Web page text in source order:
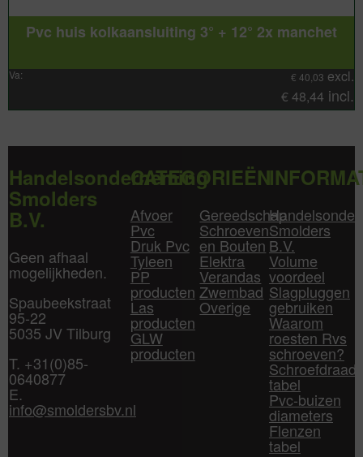
Pvc huis kolkaansluiting 3° + 12° 2x manchet
Va: € 40,03 excl.
€48,44 incl.
Handelsonderneming
Smolders
B.V.
Geen afhaal
mogelijkheden.
Spaubeekstraat
95-22
5035 JV Tilburg
T. +31(0)85-
0640877
E.
info@smoldersbv.nl
CATEGORIEËN
Afvoer
Pvc
Druk Pvc
Tyleen
PP
producten
Las
producten
GLW
producten
Gereedschap
Schroeven
en Bouten
Elektra
Verandas
Zwembad
Overige
Smolders
B.V.
Volume
voordeel
Slagpluggen
gebruiken
Waarom
roesten Rvs
schroeven?
Schroefdraad
tabel
Pvc-buizen
diameters
Flenzen
tabel